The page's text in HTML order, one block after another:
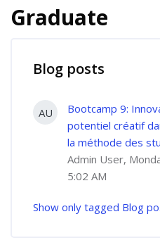
Graduate
Blog posts
AU
Bootcamp 9:
potentiel créatif
la méthode des
Admin User,
5:02 AM
Show only tagged Blog